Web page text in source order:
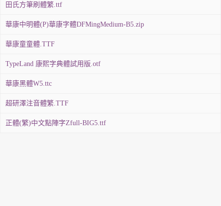
田氏方筆刷體繁.ttf
華康中明體(P)華康字體DFMingMedium-B5.zip
華康童童體.TTF
TypeLand 康熙字典體試用版.otf
華康黑體W5.ttc
超研澤注音體繁.TTF
正體(繁)中文點陣字Zfull-BIG5.ttf